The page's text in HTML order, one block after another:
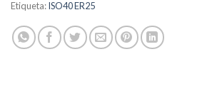
Etiqueta:ISO40 ER25